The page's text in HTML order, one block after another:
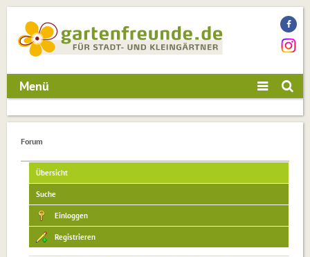
Menü
Forum
Übersicht
Suche
Einloggen
Registrieren